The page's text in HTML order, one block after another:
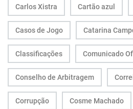
Carlos Xistra Cartão azul
Casos de Jogo Catarina
Classificações Comunicado
Conselho de Arbitragem
Corrupção Cosme Machado